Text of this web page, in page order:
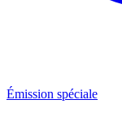
Émission spéciale